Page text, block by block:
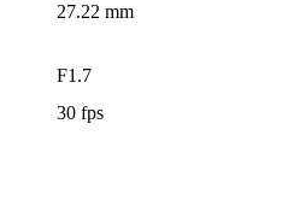
27.22 mm
F1.7
30 fps